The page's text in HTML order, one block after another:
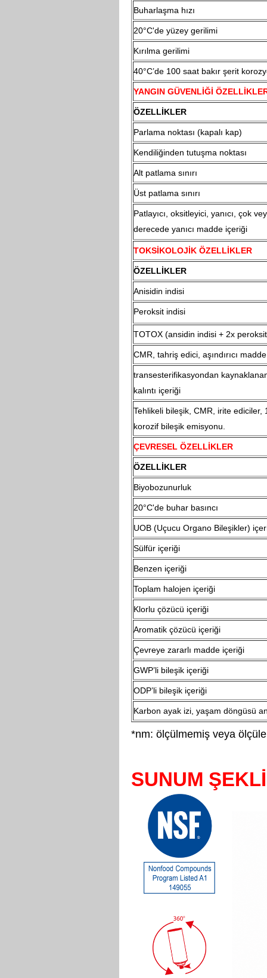
Buharlaşma hızı
20°C'de yüzey gerilimi
Kırılma gerilimi
40°C’de 100 saat bakır şerit
YANGIN GÜVENLİĞİ
ÖZELLİKLER
Parlama noktası (kapalı kap)
Kendiliğinden tutuşma noktası
Alt patlama sınırı
Üst patlama sınırı
Patlayıcı, oksitleyici, yanıcı, çok
derecede yanıcı madde içeriği
TOKSİKOLOJİK ÖZELLİKLER
ÖZELLİKLER
Anisidin indisi
Peroksit indisi
TOTOX (ansidin indisi + 2x
CMR, tahriş edici, aşındırıcı
transesterifikasyondan
kalıntı içeriği
Tehlikeli bileşik, CMR, irite ediciler,
korozif bileşik emisyonu.
ÇEVRESEL ÖZELLİKLER
ÖZELLİKLER
Biyobozunurluk
20°C'de buhar basıncı
UOB (Uçucu Organo Bileşikler)
Sülfür içeriği
Benzen içeriği
Toplam halojen içeriği
Klorlu çözücü içeriği
Aromatik çözücü içeriği
Çevreye zararlı madde içeriği
GWP’li bileşik içeriği
ODP’li bileşik içeriği
Karbon ayak izi, yaşam döngüsü
*nm: ölçülmemiş veya
SUNUM ŞEKLİ